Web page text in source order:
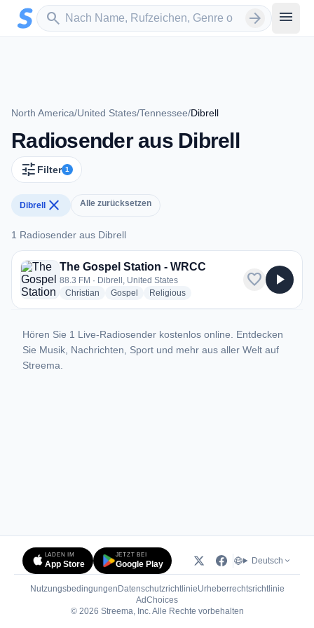
Zum Hauptinhalt springen
search
Sender suchen arrow_forward menu
North America/United States/Tennessee/Dibrell
Radiosender aus Dibrell
tune Filter 1
Dibrell close Alle zurücksetzen
1 Radiosender aus Dibrell
1 Radiosender aus Dibrell
The Gospel Station - WRCC
88.3 FM · Dibrell, United States
Christian radio stations
Gospel radio stations
Religiousradio stations
favorite play_arrow
Hören Sie 1 Live-Radiosender kostenlos online. Entdecken
Sie Musik, Nachrichten, Sport und mehr aus aller Welt auf
Streema.
LADEN IM
App Store
JETZT BEI
Google Play Deutsch
Nutzungsbedingungen DatenschutzrichtlinieUrheberrechtsrichtlinie
AdChoices(öffnet in neuem Tab)
© 2026 Streema, Inc. Alle Rechte vorbehalten